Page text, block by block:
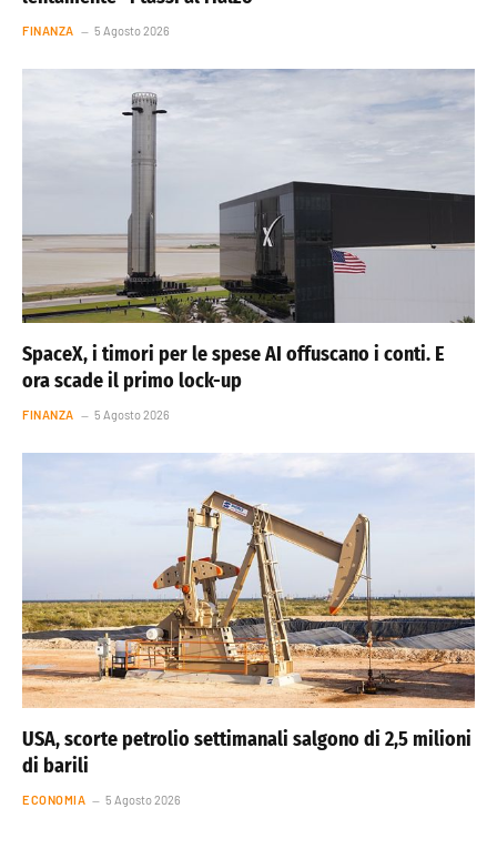
FINANZA 5 Agosto 2026
SpaceX, i timori per le spese AI offuscano i conti. E
ora scade il primo lock-up
FINANZA 5 Agosto 2026
USA, scorte petrolio settimanali salgono di 2,5 milioni
di barili
ECONOMIA 5 Agosto 2026